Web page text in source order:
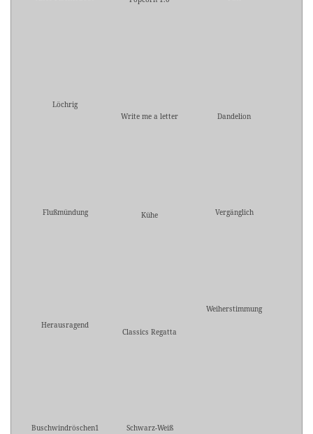
Löchrig
Write me a letter
Dandelion
Flußmündung Kühe Vergänglich
Herausragend
Classics Regatta
Weiherstimmung
Buschwindröschen1
Schwarz-Weiß